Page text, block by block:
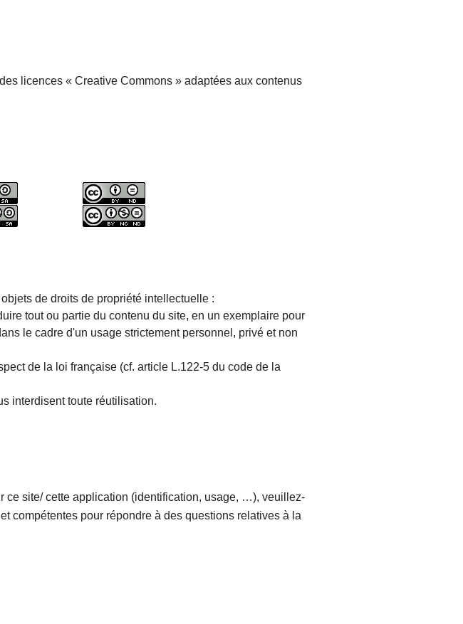
licences « Creative Commons » adaptées aux contenus
de droits de propriété intellectuelle :
tout ou partie du contenu du site, en un exemplaire pour
le cadre d'un usage strictement personnel, privé et non
de la loi française (cf. article L.122-5 du code de la
interdisent toute réutilisation.
ce site/ cette application (identification, usage, …), veuillez-
compétentes pour répondre à des questions relatives à la